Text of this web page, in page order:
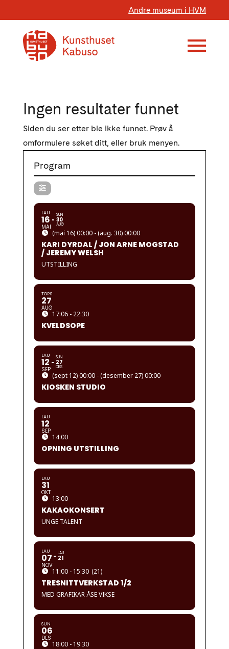
Andre museum i HVM
Ingen resultater funnet
Siden du ser etter ble ikke funnet. Prøv å
omformulere søket ditt, eller bruk menyen.
Program
LAU
16
MAI
SUN
30
AUG
(mai 16) 00:00 - (aug. 30) 00:00
KARI DYRDAL / JON ARNE MOGSTAD
/ JEREMY WELSH
UTSTILLING
TORS
27
AUG
17:06 - 22:30
KVELDSOPE
LAU
12
SEP
SUN
27
DES
(sept 12) 00:00 - (desember 27) 00:00
KIOSKEN STUDIO
LAU
12
SEP
14:00
OPNING UTSTILLING
LAU
31
OKT
13:00
KAKAOKONSERT
UNGE TALENT
LAU
07
NOV
LAU
21
11:00 - 15:30 (21)
TRESNITTVERKSTAD 1/2
MED GRAFIKAR ÅSE VIKSE
SUN
06
DES
18:00 - 19:30